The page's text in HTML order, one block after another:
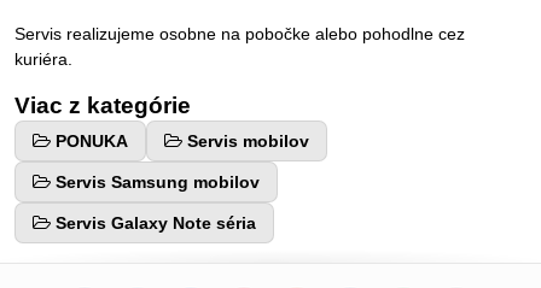
Servis realizujeme osobne na pobočke alebo pohodlne cez
kuriéra.
Viac z kategórie
PONUKA Servis mobilov
Servis Samsung mobilov
Servis Galaxy Note séria